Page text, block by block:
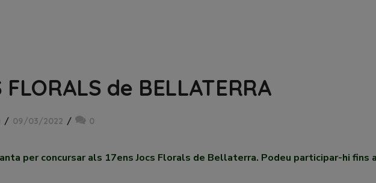
FLORALS de BELLATERRA
09/03/2022 0
per concursar als 17ens Jocs Florals de Bellaterra. Podeu participar-hi fins